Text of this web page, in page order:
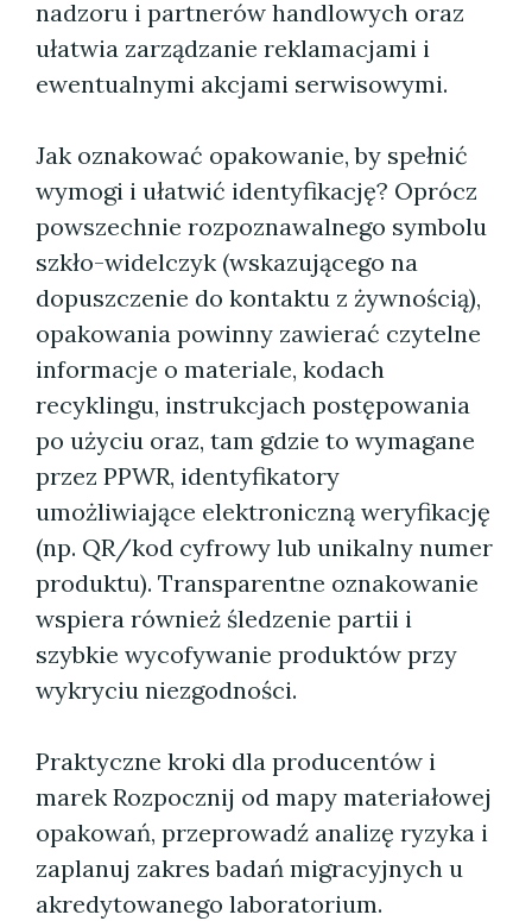
nadzoru i partnerów handlowych oraz
ułatwia zarządzanie reklamacjami i
ewentualnymi akcjami serwisowymi.
Jak oznakować opakowanie, by spełnić
wymogi i ułatwić identyfikację? Oprócz
powszechnie rozpoznawalnego symbolu
szkło-widelczyk (wskazującego na
dopuszczenie do kontaktu z żywnością),
opakowania powinny zawierać czytelne
informacje o materiale, kodach
recyklingu, instrukcjach postępowania
po użyciu oraz, tam gdzie to wymagane
przez PPWR, identyfikatory
umożliwiające elektroniczną weryfikację
(np. QR/kod cyfrowy lub unikalny numer
produktu). Transparentne oznakowanie
wspiera również śledzenie partii i
szybkie wycofywanie produktów przy
wykryciu niezgodności.
Praktyczne kroki dla producentów i
marek Rozpocznij od mapy materiałowej
opakowań, przeprowadź analizę ryzyka i
zaplanuj zakres badań migracyjnych u
akredytowanego laboratorium.